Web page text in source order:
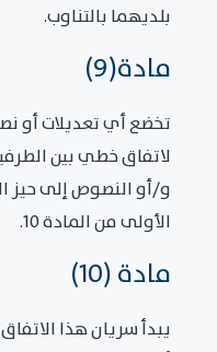
بلديهما بالتناوب.
مادة(9)
تخضع أي تعديلات أو
لاتفاق خطي بين
و/أو النصوص إلى حيز
الأولى من المادة 10.
مادة (10)
يبدأ سريان هذا